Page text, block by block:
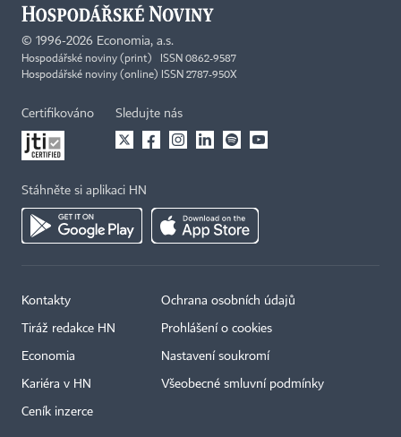
© 1996-2026 Economia, a.s.
Hospodářské noviny (print) ISSN 0862-9587
Hospodářské noviny (online) ISSN 2787-950X
Certifikováno Sledujte nás
Stáhněte si aplikaci HN
Kontakty
Tiráž redakce HN
Economia
Kariéra v HN
Ceník inzerce
Ochrana osobních údajů
Prohlášení o cookies
Nastavení soukromí
Všeobecné smluvní podmínky